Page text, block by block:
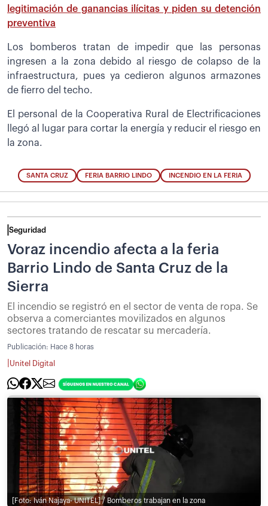
legitimación de ganancias ilícitas y piden su detención
preventiva
Los bomberos tratan de impedir que las personas
ingresen a la zona debido al riesgo de colapso de la
infraestructura, pues ya cedieron algunos armazones
de fierro del techo.
El personal de la Cooperativa Rural de Electrificaciones
llegó al lugar para cortar la energía y reducir el riesgo en
la zona.
SANTA CRUZ FERIA BARRIO LINDO INCENDIO EN LA FERIA
Seguridad
Voraz incendio afecta a la feria
Barrio Lindo de Santa Cruz de la
Sierra
El incendio se registró en el sector de venta de ropa. Se
observa a comerciantes movilizados en algunos
sectores tratando de rescatar su mercadería.
Publicación: Hace 8 horas
Unitel Digital
[Foto: Iván Najaya- UNITEL] / Bomberos trabajan en la zona